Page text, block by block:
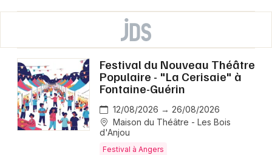
Festival du Nouveau Théâtre
Populaire - "La Cerisaie" à
Fontaine-Guérin
12/08/2026 → 26/08/2026
Maison du Théâtre - Les Bois
d'Anjou
Festival à Angers